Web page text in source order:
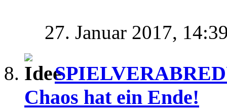
27. Januar 2017,
Chaos hat ein Ende!